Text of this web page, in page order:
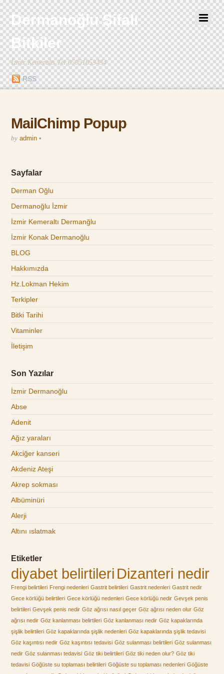
Dermanoğlu Şifalı
Bitkiler
İzmir Kemeraltı Tel:05051053434
RSS
MailChimp Popup
by admin •
Sayfalar
Derman Oğlu
Dermanoğlu İzmir
İzmir Kemeraltı Dermanğlu
İzmir Konak Dermanoğlu
BLOG
Hakkımızda
Hz.Lokman Hekim
Terkipler
Bitki Tarihi
Vitaminler
İletişim
Son Yazılar
İzmir Dermanoğlu
Abse
Adenit
Ağız yaraları
Akciğer kanseri
Akdeniz Ateşi
Akrep sokması
Albüminüri
Alerji
Altını ıslatmak
Etiketler
diyabet belirtileri Dizanteri nedir
Frengi belirtileri Frengi nedenleri Gastrit belirtileri Gastrit nedenleri Gastrit nedir
Gece körlüğü belirtileri Gece körlüğü nedenleri Gece körlüğü nedir Gevşek penis
belirtileri Gevşek penis nedir Göz ağrısı nasıl geçer Göz ağrısı neden olur Göz
ağrısı nedir Göz kanlanması belirtileri Göz kanlanması nedir Göz kapaklarında
şişlik belirtileri Göz kapaklarında şişlik nedenleri Göz kapaklarında şişlik tedavisi
Göz kaşıntısı nedir Göz kaşıntısı tedavisi Göz sulanması belirtileri Göz sulanması
nedir Göz sulanması tedavisi Göz tiki belirtileri Göz tiki neden olur? Göz tiki
tedavisi Göğüste su toplaması belirtileri Göğüste su toplaması nedenleri Göğüste